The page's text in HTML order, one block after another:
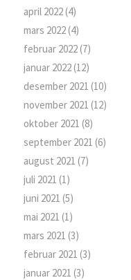
april 2022(4)
mars 2022(4)
februar 2022(7)
januar 2022(12)
desember 2021 (10)
november 2021 (12)
oktober 2021 (8)
september 2021 (6)
august 2021 (7)
juli 2021 (1)
juni 2021 (5)
mai 2021 (1)
mars 2021 (3)
februar 2021 (3)
januar 2021 (3)